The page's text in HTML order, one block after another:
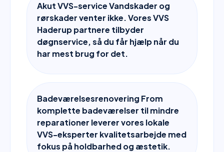
Akut VVS-service Vandskader og
rørskader venter ikke. Vores VVS
Haderup partnere tilbyder
døgnservice, så du får hjælp når du
har mest brug for det.
Badeværelsesrenovering From
komplette badeværelser til mindre
reparationer leverer vores lokale
VVS-eksperter kvalitetsarbejde med
fokus på holdbarhed og æstetik.